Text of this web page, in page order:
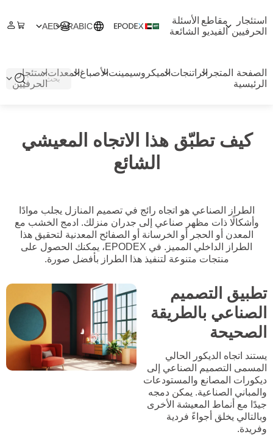
استئجار
الحرفيين
مقاطع
الفيديو
الأسئلة
الشائعة
ARABIC
AED
الصفحة
الرئيسية
المتجر الراتنجاتالميكروسيمينتالأصباغالمعداتاستئجار
الحرفيين
كيف تطبّق هذا الاتجاه المعيشي
الشائع
الطراز الصناعي هو اتجاه رائج في تصميم المنازل يجلب موادًا
وأشكالًا ذات مظهر صناعي إلى جدران منزلك. ادمج الخشب مع
المعدن أو الحجر أو الخرسانة أو الصفائح المعدنية لتحقيق هذا
الطراز الداخلي المميز. في EPODEX، يمكنك الحصول على
منتجات متنوعة لتنفيذ هذا الطراز بأفضل صورة.
تطبيق التصميم
الصناعي بالطريقة
الصحيحة
يستند اتجاه الديكور الحالي
المسمى التصميم الصناعي إلى
ديكورات المصانع والمستودعات
والمباني الصناعية. يمكن دمجه
جيدًا مع أنماط المعيشة الأخرى
وبالتالي يخلق أجواءً فردية
وفريدة.